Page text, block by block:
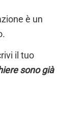
è un
il tuo
sono già